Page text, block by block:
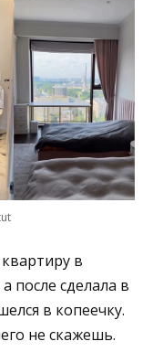
в
после сделала в
в копеечку.
не скажешь.